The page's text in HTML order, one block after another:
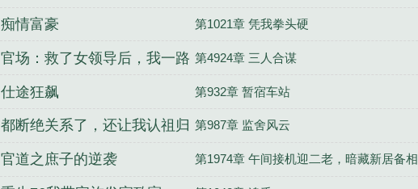
用？
舞台吧？
痴情富豪 第1021章 凭我拳头硬
官场：救了女领导后，我一路
飞升
第4924章 三人合谋
仕途狂飙 第932章 暂宿车站
都断绝关系了，还让我认祖归
宗
第987章 监舍风云
官道之庶子的逆袭 第1974章 午间接机迎二老，暗藏新居备相